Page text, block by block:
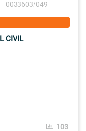
0033603/049
CIVIL
103